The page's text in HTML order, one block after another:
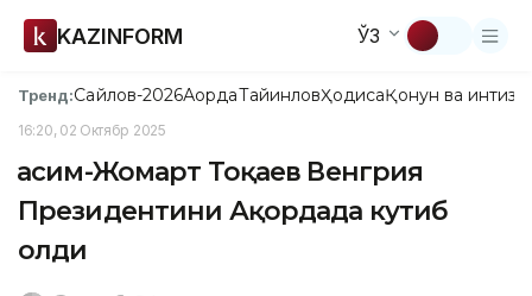
KAZINFORM ЎЗ
Тренд:Сайлов-2026АқордаТайинловҲодисаҚонун ва
16:20, 02 Октябр 2025
Қасим-Жомарт Тоқаев Венгрия
Президентини Ақордада кутиб
олди